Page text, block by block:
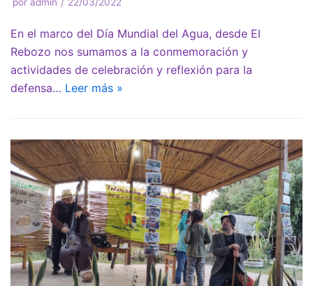
En el marco del Día Mundial del Agua, desde El
Rebozo nos sumamos a la conmemoración y
actividades de celebración y reflexión para la
defensa… Leer más »